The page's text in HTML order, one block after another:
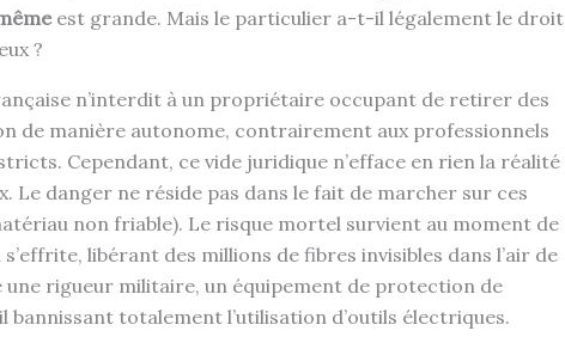
est grande. Mais le particulier a-t-il légalement le droit
?
n’interdit à un propriétaire occupant de retirer des
de manière autonome, contrairement aux professionnels
Cependant, ce vide juridique n’efface en rien la réalité
Le danger ne réside pas dans le fait de marcher sur ces
non friable). Le risque mortel survient au moment de
libérant des millions de fibres invisibles dans l’air de
une rigueur militaire, un équipement de protection de
totalement l’utilisation d’outils électriques.